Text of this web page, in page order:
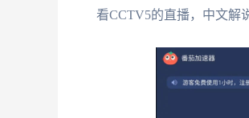
看CCTV5的直播，中文解